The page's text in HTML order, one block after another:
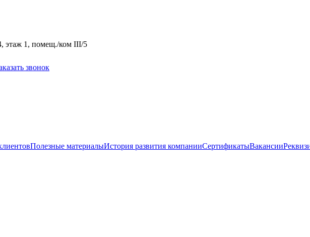
этаж 1, помещ./ком III/5
звонок
Полезные материалыИстория развития компанииСертификатыВакансии